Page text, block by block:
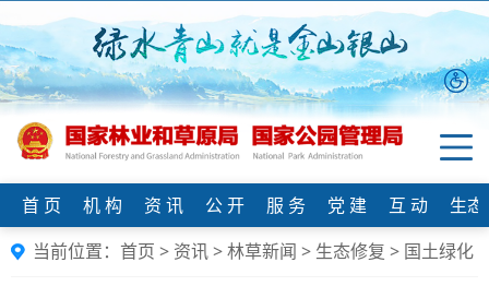
首 页 机 构 资 讯 公 开 服 务 党 建 互 动
生
当前位置： 首页 > 资讯>林草新闻 > 生态修复 > 国土绿化